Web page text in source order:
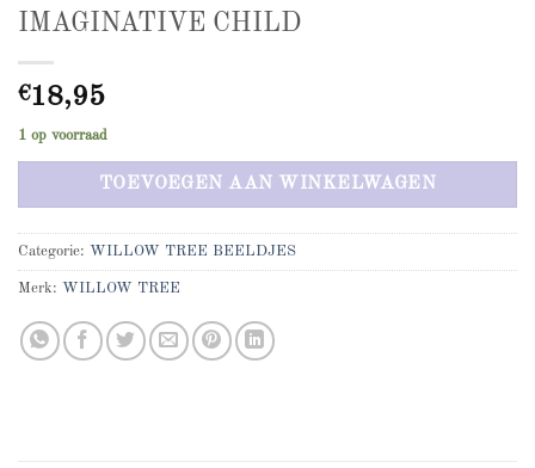
IMAGINATIVE CHILD
€18,95
1 op voorraad
TOEVOEGEN AAN WINKELWAGEN
Categorie: WILLOW TREE BEELDJES
Merk: WILLOW TREE